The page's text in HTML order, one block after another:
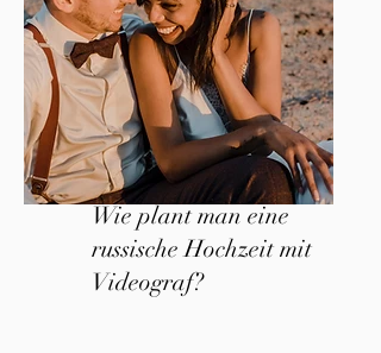
Wie plant man eine
russische Hochzeit mit
Videograf?